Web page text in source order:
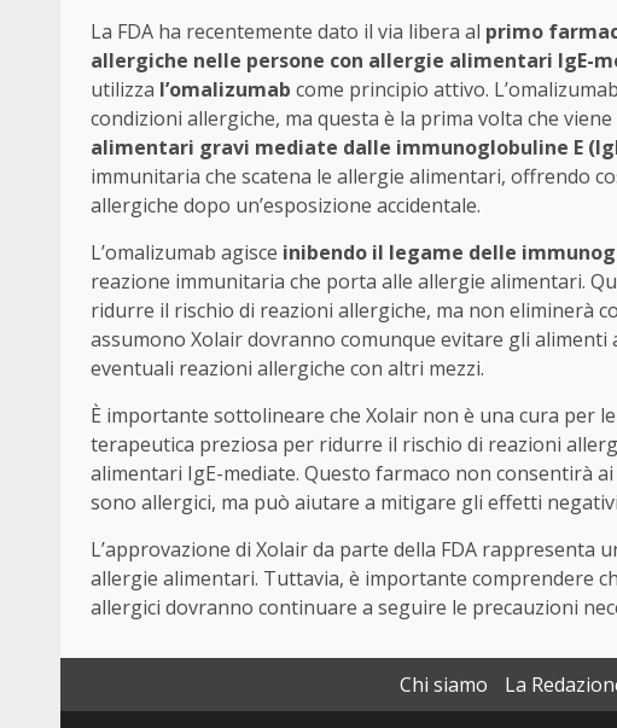
La FDA ha recentemente dato il via libera al primo
allergiche nelle persone con allergie alimentari IgE-
utilizza l’omalizumab come principio attivo.
condizioni allergiche, ma questa è la prima volta che
alimentari gravi mediate dalle immunoglobuline E
immunitaria che scatena le allergie alimentari, offrendo
allergiche dopo un’esposizione accidentale.
L’omalizumab agisce inibendo il legame delle
reazione immunitaria che porta alle allergie alimentari.
ridurre il rischio di reazioni allergiche, ma non eliminerà
assumono Xolair dovranno comunque evitare gli
eventuali reazioni allergiche con altri mezzi.
È importante sottolineare che Xolair non è una cura per
terapeutica preziosa per ridurre il rischio di reazioni
alimentari IgE-mediate. Questo farmaco non consentirà
sono allergici, ma può aiutare a mitigare gli effetti
L’approvazione di Xolair da parte della FDA
allergie alimentari. Tuttavia, è importante comprendere
allergici dovranno continuare a seguire le precauzioni
Chi siamo La